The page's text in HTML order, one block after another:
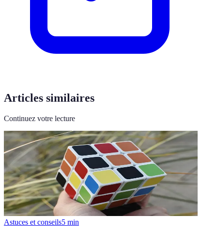
Articles similaires
Continuez votre lecture
Astuces et conseils5 min